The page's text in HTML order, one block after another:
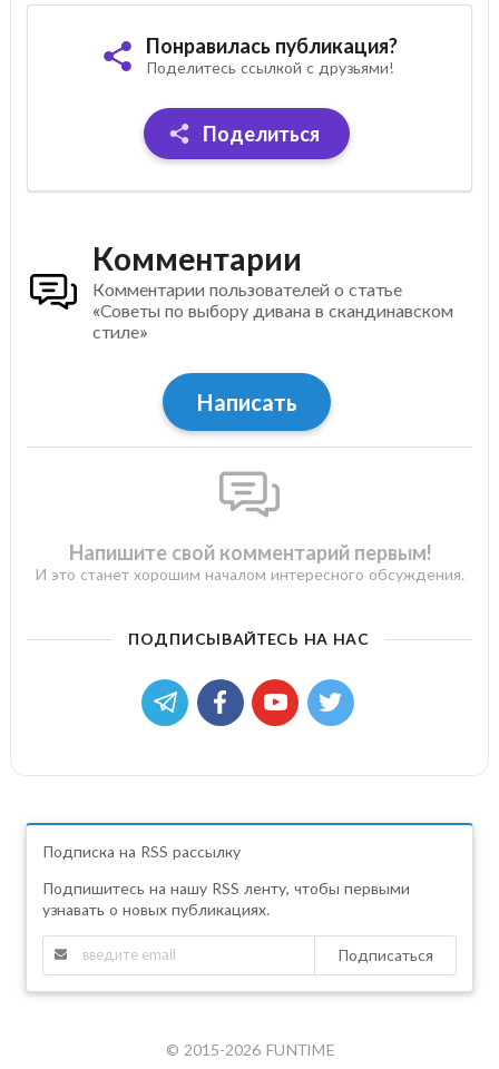
Понравилась публикация?
Поделитесь ссылкой с друзьями!
Поделиться
Комментарии
Комментарии пользователей о статье
«Советы по выбору дивана в скандинавском
стиле»
Написать
Напишите свой комментарий первым!
И это станет хорошим началом интересного обсуждения.
ПОДПИСЫВАЙТЕСЬ НА НАС
Подписка на RSS рассылку
Подпишитесь на нашу RSS ленту, чтобы первыми
узнавать о новых публикациях.
Подписаться
© 2015-2026 FUNTIME